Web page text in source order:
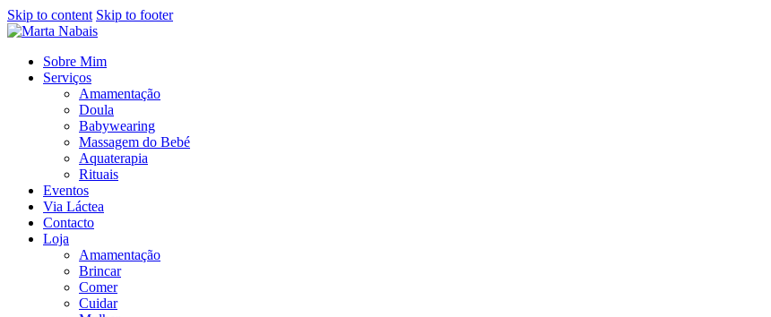
Skip to content Skip to footer
Sobre Mim
Serviços
Amamentação
Doula
Babywearing
Massagem do Bebé
Aquaterapia
Rituais
Eventos
Via Láctea
Contacto
Loja
Amamentação
Brincar
Comer
Cuidar